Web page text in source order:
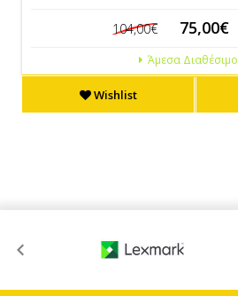
104,00€ 75,00€
Άμεσα Διαθέσιμο
Wishlist